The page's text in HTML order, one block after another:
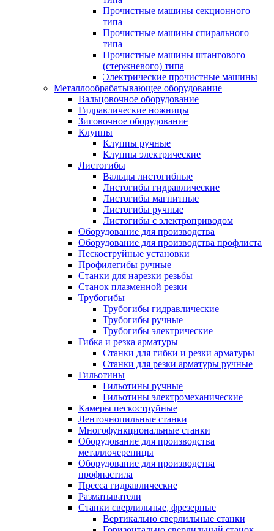
Прочистные машины секционного
типа
Прочистные машины спирального
типа
Прочистные машины штангового
(стержневого) типа
Электрические прочистные машины
Металлообрабатывающее оборудование
Вальцовочное оборудование
Гидравлические ножницы
Зиговочное оборудование
Клуппы
Клуппы ручные
Клуппы электрические
Листогибы
Вальцы листогибные
Листогибы гидравлические
Листогибы магнитные
Листогибы ручные
Листогибы с электроприводом
Оборудование для производства
Оборудование для производства профлиста
Пескоструйные установки
Профилегибы ручные
Станки для нарезки резьбы
Станок плазменной резки
Трубогибы
Трубогибы гидравлические
Трубогибы ручные
Трубогибы электрические
Гибка и резка арматуры
Станки для гибки и резки арматуры
Станки для резки арматуры ручные
Гильотины
Гильотины ручные
Гильотины электромеханические
Камеры пескоструйные
Ленточнопильные станки
Многофункциональные станки
Оборудование для производства
металлочерепицы
Оборудование для производства
профнастила
Пресса гидравлические
Разматыватели
Станки сверлильные, фрезерные
Вертикально сверлильные станки